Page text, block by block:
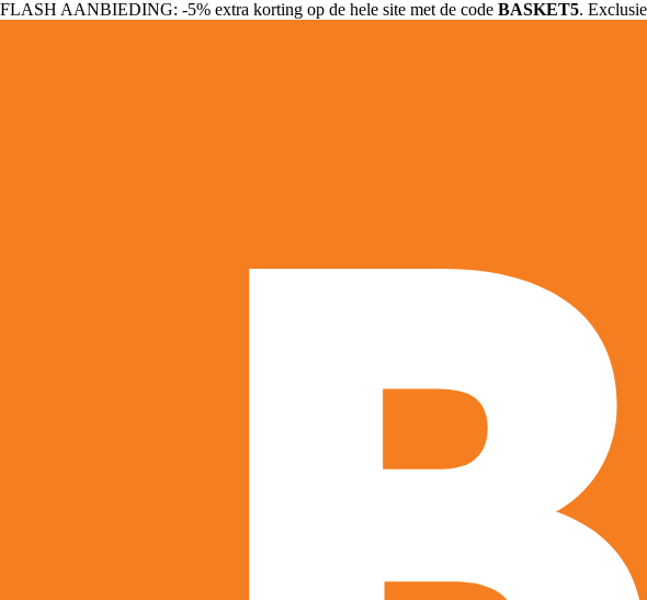
FLASH AANBIEDING: -5% extra korting op de hele site met de code BASKET5.